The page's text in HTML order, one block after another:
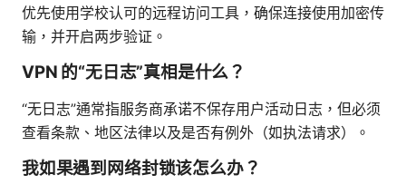
优先使用学校认可的远程访问工具，确保连接使用加密传
输，并开启两步验证。
VPN 的“无日志”真相是什么？
“无日志”通常指服务商承诺不保存用户活动日志，但必须
查看条款、地区法律以及是否有例外（如执法请求）。
我如果遇到网络封锁该怎么办？